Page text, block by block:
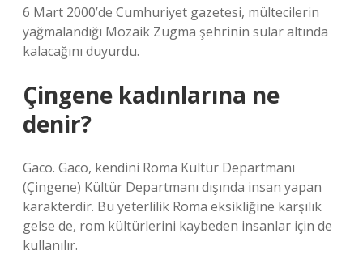
6 Mart 2000’de Cumhuriyet gazetesi, mültecilerin
yağmalandığı Mozaik Zugma şehrinin sular altında
kalacağını duyurdu.
Çingene kadınlarına ne
denir?
Gaco. Gaco, kendini Roma Kültür Departmanı
(Çingene) Kültür Departmanı dışında insan yapan
karakterdir. Bu yeterlilik Roma eksikliğine karşılık
gelse de, rom kültürlerini kaybeden insanlar için de
kullanılır.